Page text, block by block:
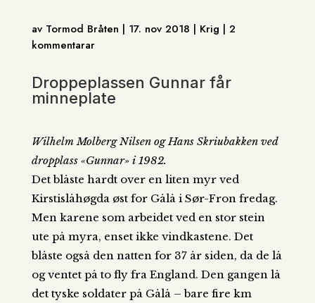
av Tormod Bråten | 17. nov 2018 | Krig | 2
kommentarar
Droppeplassen Gunnar får
minneplate
Wilhelm Molberg Nilsen og Hans Skriubakken ved
dropplass «Gunnar» i 1982.
Det blåste hardt over en liten myr ved
Kirstislåhøgda øst for Gålå i Sør-Fron fredag.
Men karene som arbeidet ved en stor stein
ute på myra, enset ikke vindkastene. Det
blåste også den natten for 37 år siden, da de lå
og ventet på to fly fra England. Den gangen lå
det tyske soldater på Gålå – bare fire km